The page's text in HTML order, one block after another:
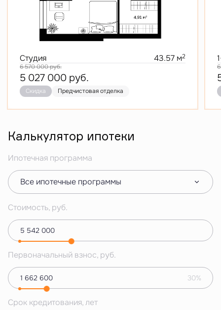
Студия 43.57 м2
6 570 000руб.
5 027 000 руб.
Скидка Предчистовая отделка
Калькулятор ипотеки
Ипотечная программа
Все ипотечные программы
Стоимость, руб.
Первоначальный взнос, руб.
30%
Срок кредитования, лет